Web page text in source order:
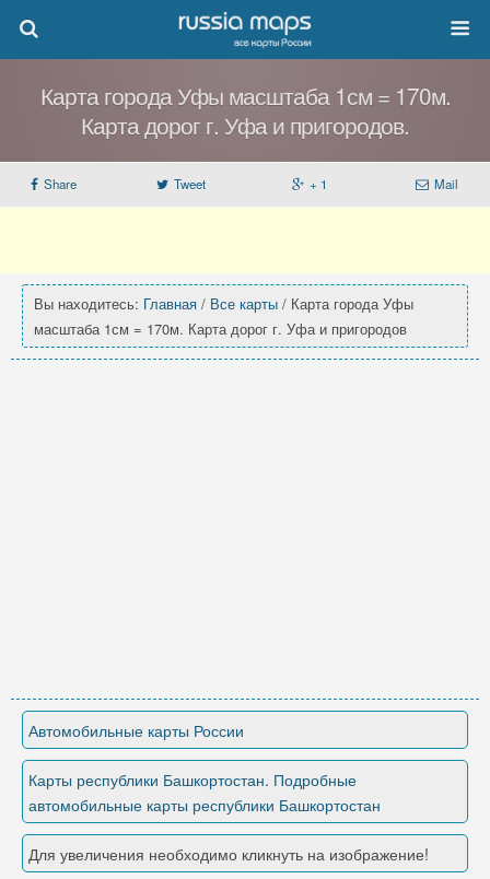
Карта города Уфы масштаба 1см = 170м.
Карта дорог г. Уфа и пригородов.
Share Tweet + 1 Mail
Вы находитесь: Главная / Все карты / Карта города Уфы
масштаба 1см = 170м. Карта дорог г. Уфа и пригородов
Автомобильные карты России
Карты республики Башкортостан. Подробные
автомобильные карты республики Башкортостан
Для увеличения необходимо кликнуть на изображение!